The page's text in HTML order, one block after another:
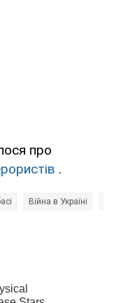
про
.
Війна в Україні